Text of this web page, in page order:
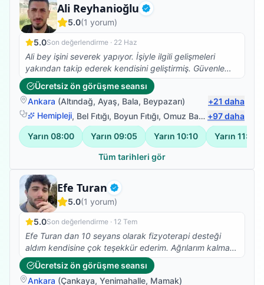
Ali Reyhanioğlu Doğrulanmış
Uzman Fizyoterapist
5.0(1 yorum)
5.0Son değerlendirme · 22 Haz
Ali bey işini severek yapıyor. İşiyle ilgili gelişmeleri
yakından takip ederek kendisini geliştirmiş. Güvenle
tedavi olabilirsiniz. Ben memnun kaldım.
Ücretsiz ön görüşme seansı
Ankara (Altındağ, Ayaş, Bala, Beypazarı) +21 daha
Hemipleji, Bel Fıtığı, Boyun Fıtığı, Omuz Bağ Yaralanması +97daha
Yarın 08:00 Yarın 09:05 Yarın 10:10 Yarın 11:15
Tüm tarihleri gör
Efe Turan Doğrulanmış
Fizyoterapist
5.0(1 yorum)
5.0Son değerlendirme · 12 Tem
Efe Turan dan 10 seyans olarak fizyoterapi desteği
aldım kendisine çok teşekkür ederim. Ağrılarım kalmadı
artık güne daha mutlu başlıyorum benim gibi kronik
hastalıkları olan birisini hayatla tekrar barışık hale
getirdi. Kendisinin yolu açık olsun 🙏🙏🙏🙏
Ücretsiz ön görüşme seansı
Ankara (Çankaya, Yenimahalle, Mamak)